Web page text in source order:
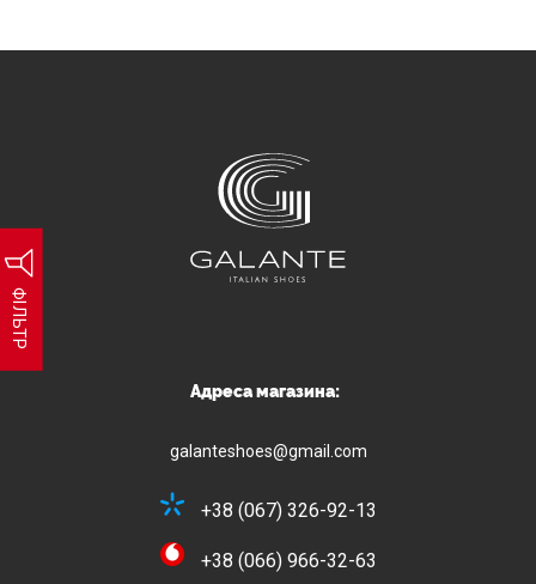
ФІЛЬТР
Адреса магазина:
galanteshoes@gmail.com
+38 (067) 326-92-13
+38 (066) 966-32-63